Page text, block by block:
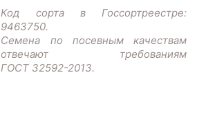
Код сорта в Госсортреестре:
9463750.
Семена по посевным качествам
отвечают требованиям
ГОСТ 32592-2013.